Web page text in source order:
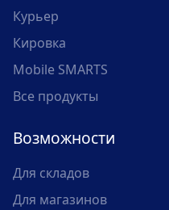
Курьер
Кировка
Mobile SMARTS
Все продукты
Возможности
Для складов
Для магазинов